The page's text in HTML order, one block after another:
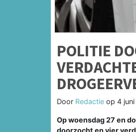
POLITIE
Door Redactie op 4
Op woensdag 27 en
doorzocht en vier